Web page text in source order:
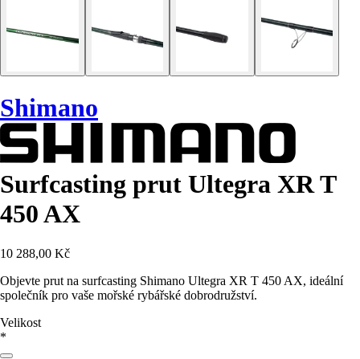
Shimano
Surfcasting prut Ultegra XR T
450 AX
10 288,00 Kč
Objevte prut na surfcasting Shimano Ultegra XR T 450 AX, ideální
společník pro vaše mořské rybářské dobrodružství.
Velikost
*